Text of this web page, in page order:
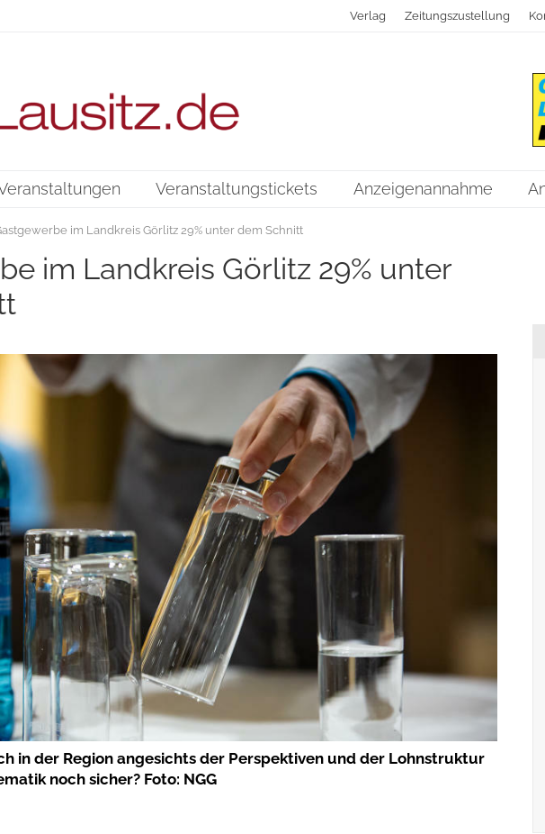
Verlag Zeitungszustellung
Veranstaltungstickets Anzeigenannahme
im Landkreis Görlitz 29% unter dem Schnitt
im Landkreis Görlitz 29% unter
in der Region angesichts der Perspektiven und der Lohnstruktur
noch sicher? Foto: NGG